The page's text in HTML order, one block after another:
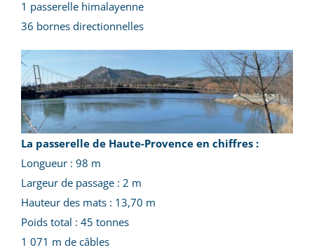
1 passerelle himalayenne
36 bornes directionnelles
La passerelle de Haute-Provence en chiffres :
Longueur : 98 m
Largeur de passage : 2 m
Hauteur des mats : 13,70 m
Poids total : 45 tonnes
1 071 m de câbles